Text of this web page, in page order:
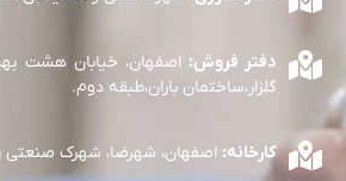
دفتر فروش: اصفهان، خیابان هشت
گلزار،ساختمان باران،طبقه دوم.
کارخانه: اصفهان، شهرضا، شهرک صنعتی